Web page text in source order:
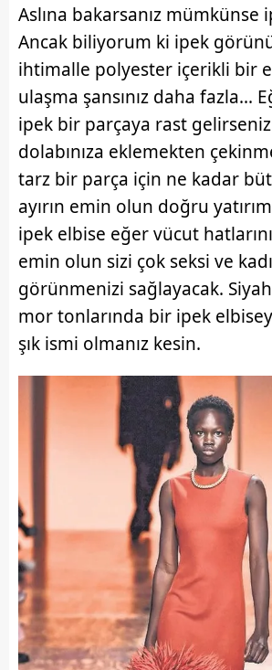
Aslına bakarsanız mümkünse
Ancak biliyorum ki ipek
ihtimalle polyester içerikli bir
ulaşma şansınız daha fazla...
ipek bir parçaya rast
dolabınıza eklemekten
tarz bir parça için ne kadar
ayırın emin olun doğru
ipek elbise eğer vücut
emin olun sizi çok seksi ve
görünmenizi sağlayacak.
mor tonlarında bir ipek
şık ismi olmanız kesin.